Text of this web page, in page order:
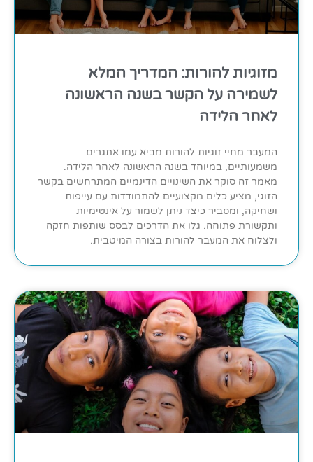
מזוגיות להורות: המדריך המלא
לשמירה על הקשר בשנה הראשונה
לאחר הלידה
המעבר מחיי זוגיות להורות מביא עמו אתגרים
משמעותיים, במיוחד בשנה הראשונה לאחר הלידה.
מאמר זה סוקר את השינויים הדינמיים המתרחשים בקשר
הזוגי, מציע כלים מקצועיים להתמודדות עם עייפות
ושחיקה, ומסביר כיצד ניתן לשמור על אינטימיות
ותקשורת פתוחה. גלו את הדרכים לבסס שותפות חזקה
ולצלוח את המעבר להורות בצורה המיטבית.